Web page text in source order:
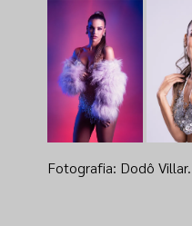
Fotografia: Dodô Villar.